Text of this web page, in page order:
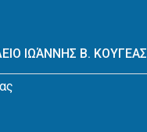
ΙΩΆΝΝΗΣ Β. ΚΟΥΓΕΑΣ